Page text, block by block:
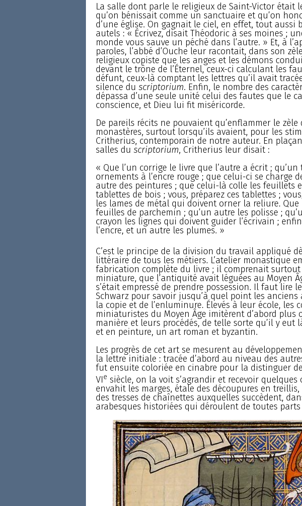
La salle dont parle le religieux de Saint-Victor était
qu’on bénissait comme un sanctuaire et qu’on
d’une église. On gagnait le ciel, en effet, tout aussi
autels : « Écrivez, disait Théodoric à ses moines ;
monde vous sauve un péché dans l’autre. » Et, à
paroles, l’abbé d’Ouche leur racontait, dans son
religieux copiste que les anges et les démons
devant le trône de l’Éternel, ceux-ci calculant les
défunt, ceux-là comptant les lettres qu’il avait
silence du scriptorium. Enfin, le nombre des
dépassa d’une seule unité celui des fautes que le
conscience, et Dieu lui fit miséricorde.
De pareils récits ne pouvaient qu’enflammer le zèle
monastères, surtout lorsqu’ils avaient, pour les
Critherius, contemporain de notre auteur. En
salles du scriptorium, Critherius leur disait :
« Que l’un corrige le livre que l’autre a écrit ; qu’un
ornements à l’encre rouge ; que celui-ci se charge
autre des peintures ; que celui-là colle les feuillets
tablettes de bois ; vous, préparez ces tablettes ;
les lames de métal qui doivent orner la reliure. Que
feuilles de parchemin ; qu’un autre les polisse ;
crayon les lignes qui doivent guider l’écrivain ;
l’encre, et un autre les plumes. »
C’est le principe de la division du travail appliqué
littéraire de tous les métiers. L’atelier monastique
fabrication complète du livre ; il comprenait
miniature, que l’antiquité avait léguées au Moyen
s’était empressé de prendre possession. Il faut lire
Schwarz pour savoir jusqu’à quel point les anciens
la copie et de l’enluminure. Élevés à leur école, les
miniaturistes du Moyen Âge imitèrent d’abord plus
manière et leurs procédés, de telle sorte qu’il y eut
et en peinture, un art roman et byzantin.
Les progrès de cet art se mesurent au
la lettre initiale : tracée d’abord au niveau des
fut ensuite coloriée en cinabre pour la distinguer
VIe siècle, on la voit s’agrandir et recevoir quelques
envahit les marges, étale des découpures en
des tresses de chaînettes auxquelles succèdent,
arabesques historiées qui déroulent de toutes